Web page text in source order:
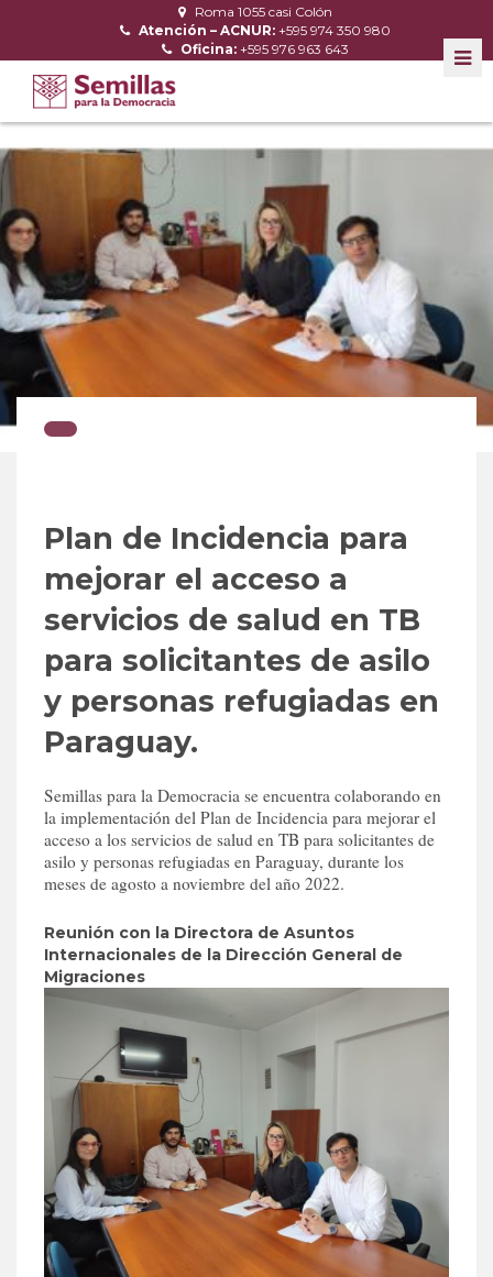
Roma 1055 casi Colón
Atención – ACNUR: +595 974 350 980
Oficina: +595 976 963 643
Plan de Incidencia para
mejorar el acceso a
servicios de salud en TB
para solicitantes de asilo
y personas refugiadas en
Paraguay.
Semillas para la Democracia se encuentra colaborando en
la implementación del Plan de Incidencia para mejorar el
acceso a los servicios de salud en TB para solicitantes de
asilo y personas refugiadas en Paraguay, durante los
meses de agosto a noviembre del año 2022.
Reunión con la Directora de Asuntos
Internacionales de la Dirección General de
Migraciones